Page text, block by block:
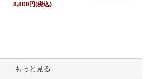
8,800円(税込)
もっと見る